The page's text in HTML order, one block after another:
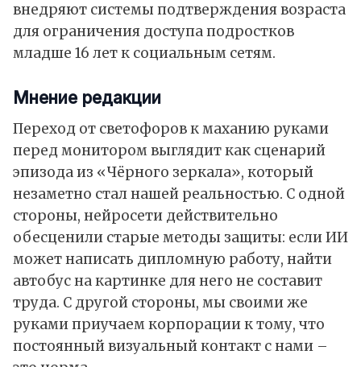
внедряют системы подтверждения возраста
для ограничения доступа подростков
младше 16 лет к социальным сетям.
Мнение редакции
Переход от светофоров к маханию руками
перед монитором выглядит как сценарий
эпизода из «Чёрного зеркала», который
незаметно стал нашей реальностью. С одной
стороны, нейросети действительно
обесценили старые методы защиты: если ИИ
может написать дипломную работу, найти
автобус на картинке для него не составит
труда. С другой стороны, мы своими же
руками приучаем корпорации к тому, что
постоянный визуальный контакт с нами –